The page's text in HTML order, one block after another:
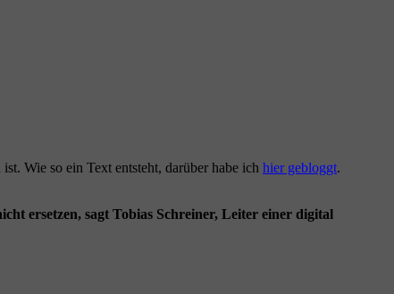
Wie so ein Text entsteht, darüber habe ich hier gebloggt.
ersetzen, sagt Tobias Schreiner, Leiter einer digital